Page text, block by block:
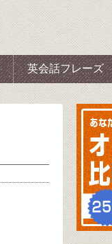
英会話フレーズ